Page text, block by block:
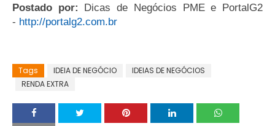
Postado por: Dicas de Negócios PME e PortalG2
- http://portalg2.com.br
Tags IDEIA DE NEGÓCIO
IDEIAS DE NEGÓCIOS
RENDA EXTRA